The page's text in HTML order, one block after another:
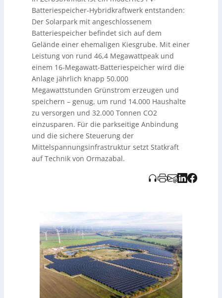
Kern ist eine Mittelspannungssammelstation in
Betonfertigbauweise als zentrale Schnittstelle zwischen
Umspannwerk, Trafostationen und Speicher, inklusive
CPG.0-Schaltanlage und 630-kVA-Eigenbedarfs-
Transformator. Die Anlage ist für bis zu 36 kV ausgelegt
und via Modbus TCP (EcoWare.UTT) ins Statkraft-
SCADA integrierbar; Messwerte liefern Janitza-
Netzanalysatoren. Eine USV stellt die Versorgung der
Steuerungs- und Schutztechnik auch bei Netzausfällen
sicher. Der Batteriespeicher wird zusätzlich über zwei
CGM.3-Schaltanlagen in einem Outdoor-Gehäuse
angebunden, um unter anspruchsvollen Bedingungen
eine sichere Verbindung zur Sammelstation zu
gewährleisten. ORMATZABAL begleitete das Projekt von
Planung bis Inbetriebnahme; Ziel ist ein flexibler Betrieb,
bessere Netzanpassung und mehr
Versorgungssicherheit durch die Kombination aus PV
und Speicher.
Batteriespeicher-Hybridkraftwerk entstanden:
Der Solarpark mit angeschlossenem
Batteriespeicher befindet sich auf dem
Gelände einer ehemaligen Kiesgrube. Mit einer
Leistung von rund 46,4 Megawattpeak und
einem 16-Megawatt-Batteriespeicher wird die
Anlage jährlich knapp 50.000
Megawattstunden Grünstrom erzeugen und
speichern – genug, um rund 14.000 Haushalte
zu versorgen und 32.000 Tonnen CO2
einzusparen. Für die parkseitige Anbindung
und die sichere Steuerung der
Mittelspannungsinfrastruktur setzt Statkraft
auf Technik von Ormazabal.